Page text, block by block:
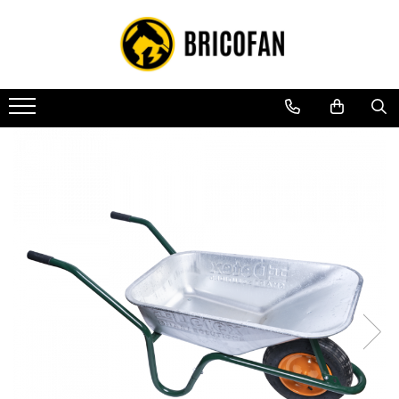
Toate Produsele
Vehicule electrice
Atv
Piese de schimb vehicule electrice
Scutere electrice
Scutere pe benzina
Tricicluri cargo fara permis